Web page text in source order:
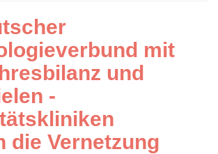
mit
und
-
die Vernetzung